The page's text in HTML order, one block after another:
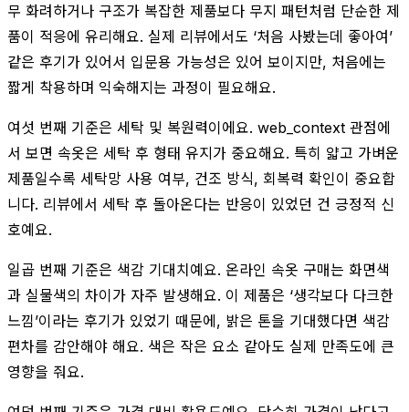
무 화려하거나 구조가 복잡한 제품보다 무지 패턴처럼 단순한 제
품이 적응에 유리해요. 실제 리뷰에서도 ‘처음 사봤는데 좋아여’
같은 후기가 있어서 입문용 가능성은 있어 보이지만, 처음에는
짧게 착용하며 익숙해지는 과정이 필요해요.
여섯 번째 기준은 세탁 및 복원력이에요. web_context 관점에
서 보면 속옷은 세탁 후 형태 유지가 중요해요. 특히 얇고 가벼운
제품일수록 세탁망 사용 여부, 건조 방식, 회복력 확인이 중요합
니다. 리뷰에서 세탁 후 돌아온다는 반응이 있었던 건 긍정적 신
호예요.
일곱 번째 기준은 색감 기대치예요. 온라인 속옷 구매는 화면색
과 실물색의 차이가 자주 발생해요. 이 제품은 ‘생각보다 다크한
느낌’이라는 후기가 있었기 때문에, 밝은 톤을 기대했다면 색감
편차를 감안해야 해요. 색은 작은 요소 같아도 실제 만족도에 큰
영향을 줘요.